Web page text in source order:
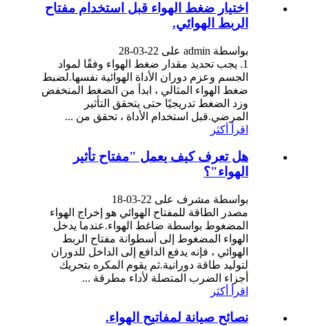
اختيار ضغط الهواء قبل استخدام مفتاح
الربط الهوائي.
بواسطة admin على 22-03-28
1. يجب تحديد مقدار ضغط الهواء وفقًا لمواد
الجسم وعزم دوران الأداة الهوائية نفسها.لضبط
ضغط الهواء المثالي ، ابدأ من الضغط المنخفض
وزد الضغط تدريجيًا حتى يتحقق التأثير
المرضي.قبل استخدام الأداة ، تحقق من ...
اقرأ أكثر
هل تعرف كيف يعمل "مفتاح تأثير
الهواء"؟
بواسطة مشرف على 22-03-18
مصدر الطاقة للمفتاح الهوائي هو إخراج الهواء
المضغوط بواسطة ضاغط الهواء.عندما يدخل
الهواء المضغوط إلى أسطوانة مفتاح الربط
الهوائي ، فإنه يدفع الدافع إلى الداخل للدوران
لتوليد طاقة دورانية.ثم يقوم المكره بتحريك
أجزاء الضرب المتصلة لأداء مطرقة ...
اقرأ أكثر
نصائح صيانة لمفاتيح الهواء.